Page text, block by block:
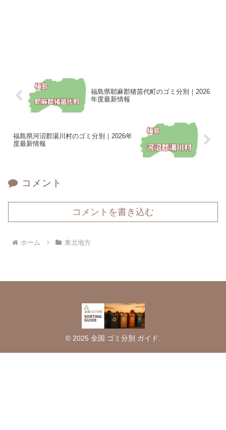
福島県耶麻郡猪苗代町のゴミ分別｜2026
年度最新情報
福島県河沼郡湯川村のゴミ分別｜2026年
度最新情報
コメント
コメントを書き込む
ホーム 東北地方
© 2025 全国 ゴミ分別 ガイド.